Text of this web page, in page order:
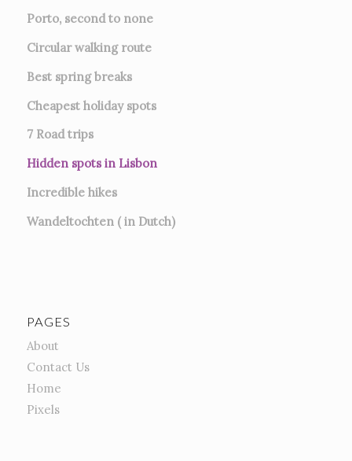
Porto, second to none
Circular walking route
Best spring breaks
Cheapest holiday spots
7 Road trips
Hidden spots in Lisbon
Incredible hikes
Wandeltochten ( in Dutch)
PAGES
About
Contact Us
Home
Pixels